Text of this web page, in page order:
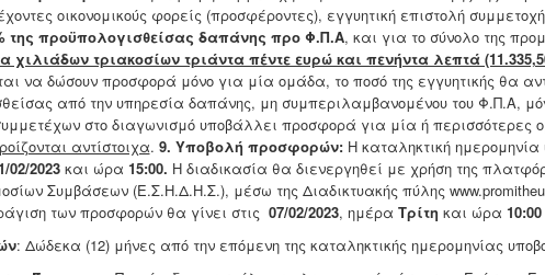
οικονομικούς φορείς (προσφέροντες), εγγυητική επιστολή
της προϋπολογισθείσας δαπάνης προ Φ.Π.Α, και για το σύνολο της
χιλιάδων τριακοσίων τριάντα πέντε ευρώ και πενήντα λεπτά
να δώσουν προσφορά μόνο για μία ομάδα, το ποσό της εγγυητικής θα
από την υπηρεσία δαπάνης, μη συμπεριλαμβανομένου του Φ.Π.Α,
στο διαγωνισμό υποβάλλει προσφορά για μία ή περισσότερες
αντίστοιχα. 9. Υποβολή προσφορών:Η καταληκτική ημερομηνία
02/2023 και ώρα 15:00. Η διαδικασία θα διενεργηθεί με χρήση της
Συμβάσεων (Ε.Σ.Η.Δ.Η.Σ.), μέσω της Διαδικτυακής πύλης
των προσφορών θα γίνει στις 07/02/2023, ημέρα Τρίτη και ώρα
: Δώδεκα (12) μήνες από την επόμενη της καταληκτικής ημερομηνίας